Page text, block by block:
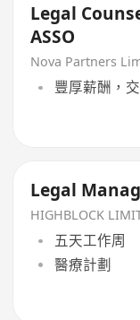
Legal
ASSO
Nova Partners
豐厚薪酬，
Legal
HIGHBLOCK
五天工作周
醫療計劃